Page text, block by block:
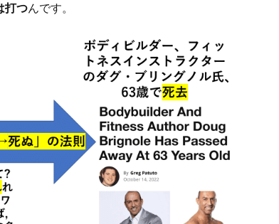
打つんです。